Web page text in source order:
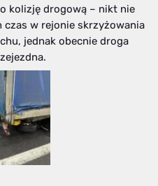
kolizję drogową – nikt nie
czas w rejonie skrzyżowania
jednak obecnie droga